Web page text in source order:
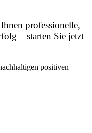
professionelle,
– starten Sie jetzt
positiven